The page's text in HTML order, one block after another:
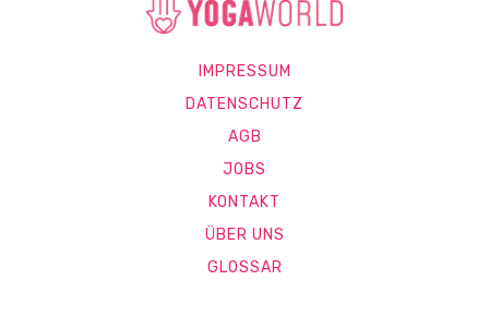
IMPRESSUM
DATENSCHUTZ
AGB
JOBS
KONTAKT
ÜBER UNS
GLOSSAR